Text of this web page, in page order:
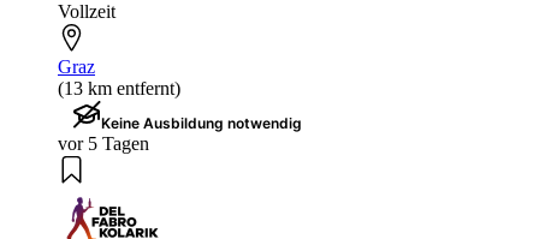
Vollzeit
Graz
(13 km entfernt)
Keine Ausbildung notwendig
vor 5 Tagen